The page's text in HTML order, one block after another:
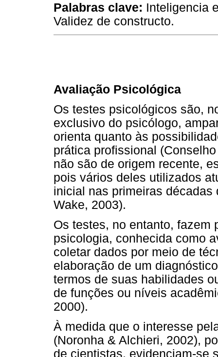
Palabras clave: Inteligencia
Validez de constructo.
Avaliação Psicológica
Os testes psicológicos são,
exclusivo do psicólogo,
orienta quanto às
prática profissional
não são de origem recente,
pois vários deles utilizados
inicial nas primeiras décadas
Wake, 2003).
Os testes, no entanto, fazem
psicologia, conhecida como
coletar dados por meio de
elaboração de um
termos de suas habilidades
de funções ou níveis
2000).
À medida que o interesse
(Noronha & Alchieri, 2002),
de cientistas, evidenciam-se